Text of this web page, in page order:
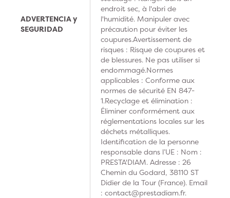
ADVERTENCIA y
SEGURIDAD
endroit sec, à l'abri de
l'humidité. Manipuler avec
précaution pour éviter les
coupures.Avertissement de
risques : Risque de coupures et
de blessures. Ne pas utiliser si
endommagé.Normes
applicables : Conforme aux
normes de sécurité EN 847-
1.Recyclage et élimination :
Éliminer conformément aux
réglementations locales sur les
déchets métalliques.
Identification de la personne
responsable dans l’UE : Nom :
PRESTA'DIAM. Adresse : 26
Chemin du Godard, 38110 ST
Didier de la Tour (France). Email
: contact@prestadiam.fr.